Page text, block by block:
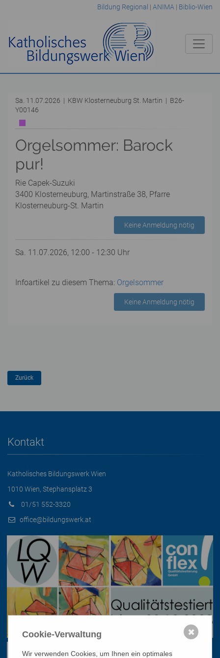
Bildung Regional | ANIMA | Biblio-Wien
Sa. 11.07.2026 | KBW Klosterneuburg St. Martin | B26-
Y00146
Orgelsommer: Barock
pur!
Rie Capek-Suzuki
3400 Klosterneuburg, Martinstraße 38, Pfarre
Klosterneuburg-St. Martin
Keine Anmeldung nötig
Sa. 11.07.2026, 12:00 - 12:30 Uhr
Infoartikel zu diesem Thema: Orgelsommer
Keine Anmeldung nötig
Kontakt
Katholisches Bildungswerk Wien
1010 Wien, Stephansplatz 3
01/51 552-3320
office@bildungswerk.at
Cookie-Verwaltung
Wir verwenden Cookies, um Ihnen ein optimales
✖